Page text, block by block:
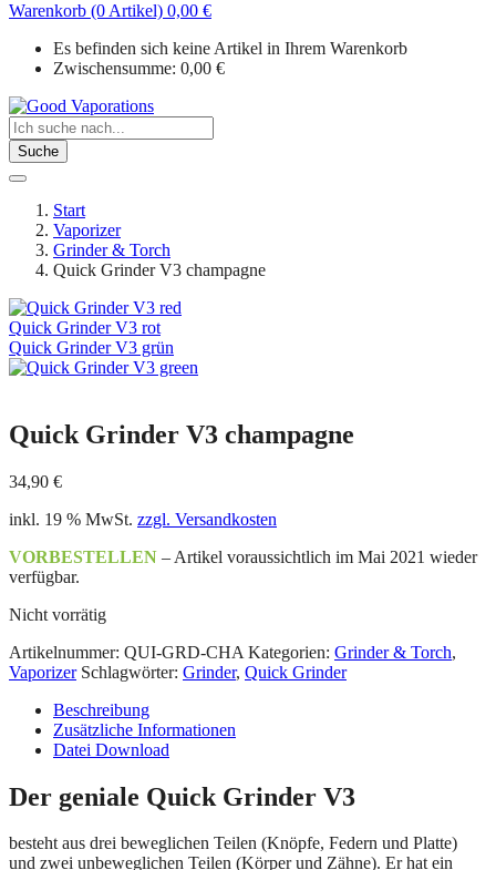
Warenkorb (0 Artikel) 0,00 €
Es befinden sich keine Artikel in Ihrem Warenkorb
Zwischensumme: 0,00 €
Suche
Start
Vaporizer
Grinder & Torch
Quick Grinder V3 champagne
Quick Grinder V3 rot
Quick Grinder V3 grün
Quick Grinder V3 champagne
34,90 €
inkl. 19 % MwSt. zzgl. Versandkosten
VORBESTELLEN – Artikel voraussichtlich im Mai 2021 wieder
verfügbar.
Nicht vorrätig
Artikelnummer: QUI-GRD-CHA Kategorien: Grinder & Torch,
Vaporizer Schlagwörter: Grinder, Quick Grinder
Beschreibung
Zusätzliche Informationen
Datei Download
Der geniale Quick Grinder V3
besteht aus drei beweglichen Teilen (Knöpfe, Federn und Platte)
und zwei unbeweglichen Teilen (Körper und Zähne). Er hat ein